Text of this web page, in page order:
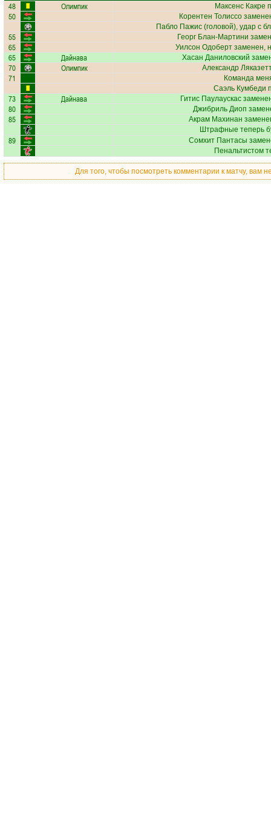
48 Олимпик Максенс Какре
50 Корентен Толиссо
Пабло Пажис (головой), удар с
55 Георг Блан-Мартини
65 Уилсон Одоберт заменен,
65 Дайнава Хасан Даниловский
70 Олимпик Александр Ляказетт
71
Команда
Саэль Кумбеди
73 Дайнава Гитис Паулаускас
80 Джибриль Диоп
85 Акрам Махинан
Штрафные теперь
89 Сомхит Пантасы
Пенальтистом
Для того, чтобы посмотреть комментарии к матчу, вам